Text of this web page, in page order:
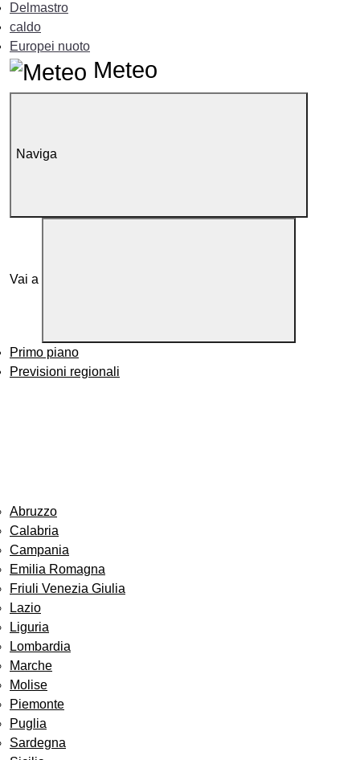
Delmastro
caldo
Europei nuoto
Meteo
Naviga
Vai a
Primo piano
Previsioni regionali
Abruzzo
Calabria
Campania
Emilia Romagna
Friuli Venezia Giulia
Lazio
Liguria
Lombardia
Marche
Molise
Piemonte
Puglia
Sardegna